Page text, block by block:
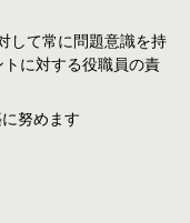
して常に問題意識を持
トに対する役職員の責
努めます